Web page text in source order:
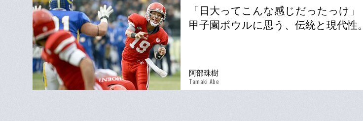
「日大ってこんな感じだったっけ」
甲子園ボウルに思う、伝統と現代性。
阿部珠樹
Tamaki Abe